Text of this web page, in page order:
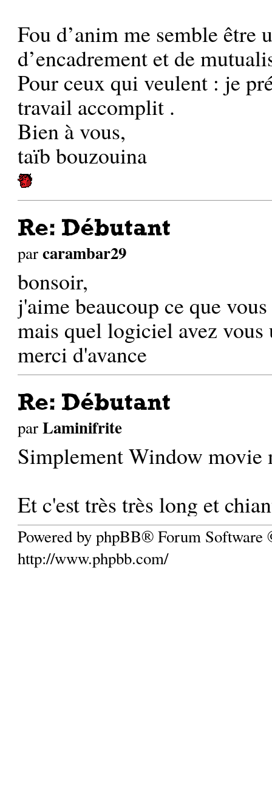
Fou d’anim me semble être
d’encadrement et de
Pour ceux qui veulent : je
travail accomplit .
Bien à vous,
taïb bouzouina
Re: Débutant
parcarambar29
bonsoir,
j'aime beaucoup ce que
mais quel logiciel avez
merci d'avance
Re: Débutant
parLaminifrite
Simplement Window movie
Et c'est très très long et
Powered by phpBB® Forum
http://www.phpbb.com/